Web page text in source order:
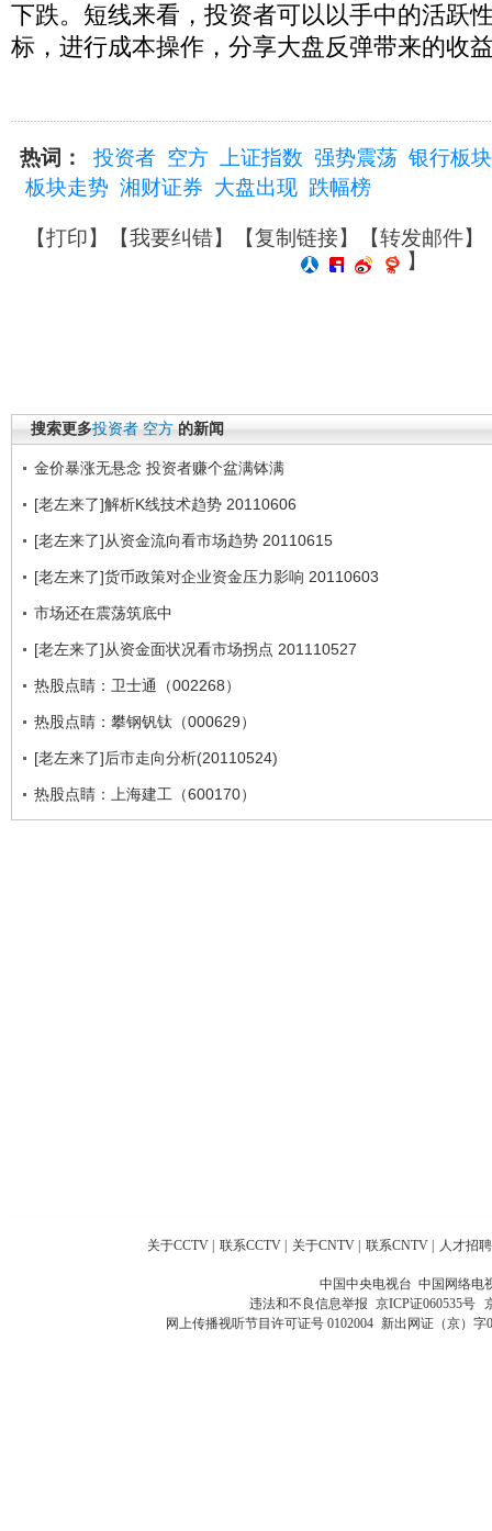
下跌。短线来看，投资者可以以手中的活跃
标，进行成本操作，分享大盘反弹带来的收
热词： 投资者 空方 上证指数 强势震荡 银行板块
板块走势 湘财证券 大盘出现 跌幅榜
【打印】【我要纠错】【复制链接】【转发邮件】
】
搜索更多投资者 空方 的新闻
金价暴涨无悬念 投资者赚个盆满钵满
[老左来了]解析K线技术趋势 20110606
[老左来了]从资金流向看市场趋势 20110615
[老左来了]货币政策对企业资金压力影响 20110603
市场还在震荡筑底中
[老左来了]从资金面状况看市场拐点 201110527
热股点睛：卫士通（002268）
热股点睛：攀钢钒钛（000629）
[老左来了]后市走向分析(20110524)
热股点睛：上海建工（600170）
关于CCTV 联系CCTV 关于CNTV 联系CNTV 人才招聘
中国中央电视台 中国网络电
违法和不良信息举报 京ICP证060535号
网上传播视听节目许可证号 0102004 新出网证（京）